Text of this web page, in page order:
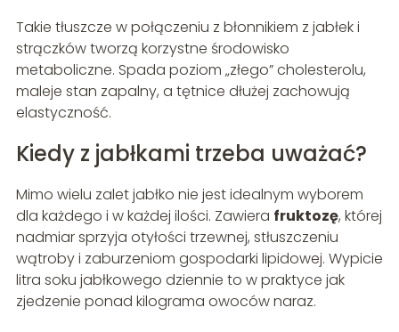
Takie tłuszcze w połączeniu z błonnikiem z jabłek i
strączków tworzą korzystne środowisko
metaboliczne. Spada poziom „złego” cholesterolu,
maleje stan zapalny, a tętnice dłużej zachowują
elastyczność.
Kiedy z jabłkami trzeba uważać?
Mimo wielu zalet jabłko nie jest idealnym wyborem
dla każdego i w każdej ilości. Zawiera fruktozę, której
nadmiar sprzyja otyłości trzewnej, stłuszczeniu
wątroby i zaburzeniom gospodarki lipidowej. Wypicie
litra soku jabłkowego dziennie to w praktyce jak
zjedzenie ponad kilograma owoców naraz.